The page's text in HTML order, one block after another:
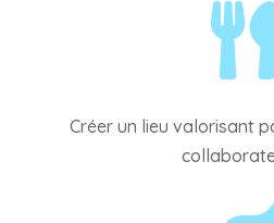

Créer un lieu valorisant